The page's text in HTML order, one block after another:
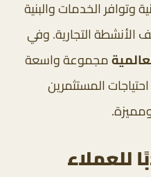
وتوافر الخدمات والبنية
الأنشطة التجارية. وفي
مجموعة واسعة
المستثمرين
للعملاء